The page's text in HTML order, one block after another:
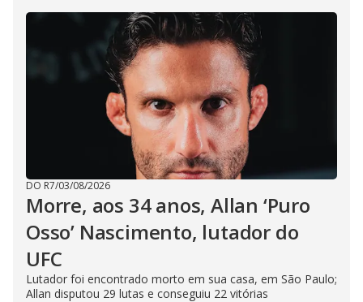
DO R7/03/08/2026
Morre, aos 34 anos, Allan ‘Puro
Osso’ Nascimento, lutador do
UFC
Lutador foi encontrado morto em sua casa, em São Paulo;
Allan disputou 29 lutas e conseguiu 22 vitórias